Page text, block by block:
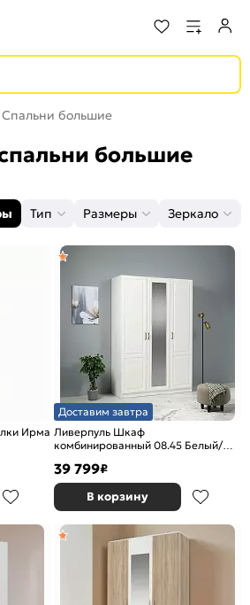
Спальни большие
большие
Тип Размеры Зеркало
Ирма
Доставим завтра
Ливерпуль Шкаф
комбинированный 08.45 Белый/
39 799₽
В корзину